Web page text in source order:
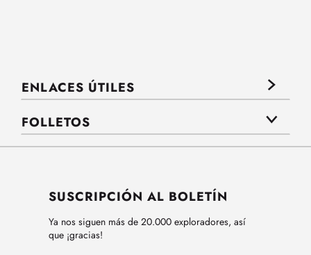
ENLACES ÚTILES
FOLLETOS
SUSCRIPCIÓN AL BOLETÍN
Ya nos siguen más de 20.000 exploradores, así
que ¡gracias!